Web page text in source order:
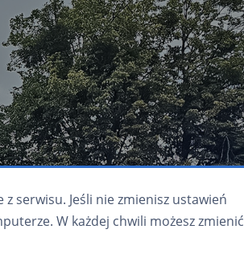
serwisu. Jeśli nie zmienisz ustawień
W każdej chwili możesz zmienić